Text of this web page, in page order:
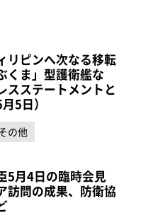
リピンへ次なる移転
くま」型護衛艦な
ステートメントと
5日）
の他
5月4日の臨時会見
訪問の成果、防衛協